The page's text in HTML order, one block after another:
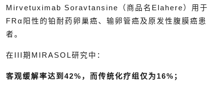
Mirvetuximab Soravtansine（商品名Elahere）用于
FRα阳性的铂耐药卵巢癌、输卵管癌及原发性腹膜癌患
者。
在III期MIRASOL研究中：
客观缓解率达到42%，而传统化疗组仅为16%；